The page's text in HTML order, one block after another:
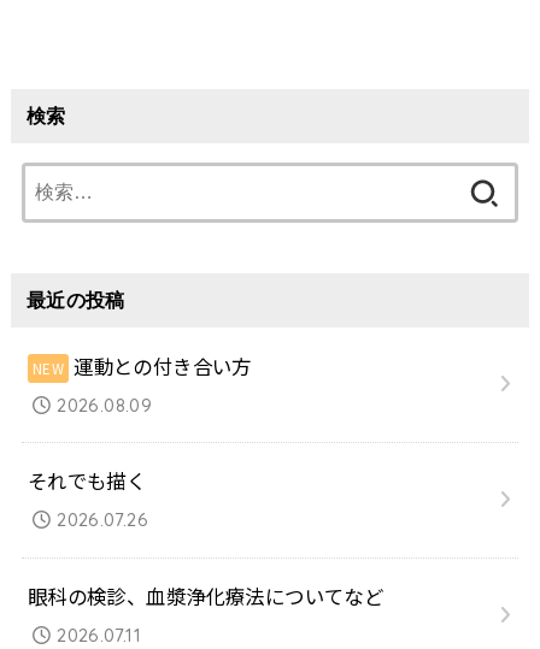
検索
索:
最近の投稿
運動との付き合い方
2026.08.09
それでも描く
2026.07.26
眼科の検診、血漿浄化療法についてなど
2026.07.11